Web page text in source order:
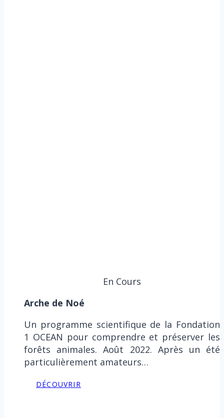
En Cours
Arche de Noé
Un programme scientifique de la Fondation
1 OCEAN pour comprendre et préserver les
forêts animales. Août 2022. Après un été
particulièrement amateurs…
DÉCOUVRIR